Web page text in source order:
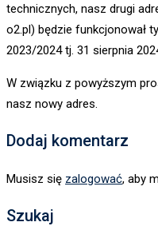
technicznych, nasz drugi
o2.pl) będzie funkcjonował
2023/2024 tj. 31 sierpnia
W związku z powyższym
nasz nowy adres.
Dodaj komentarz
Musisz się zalogować, aby
Szukaj